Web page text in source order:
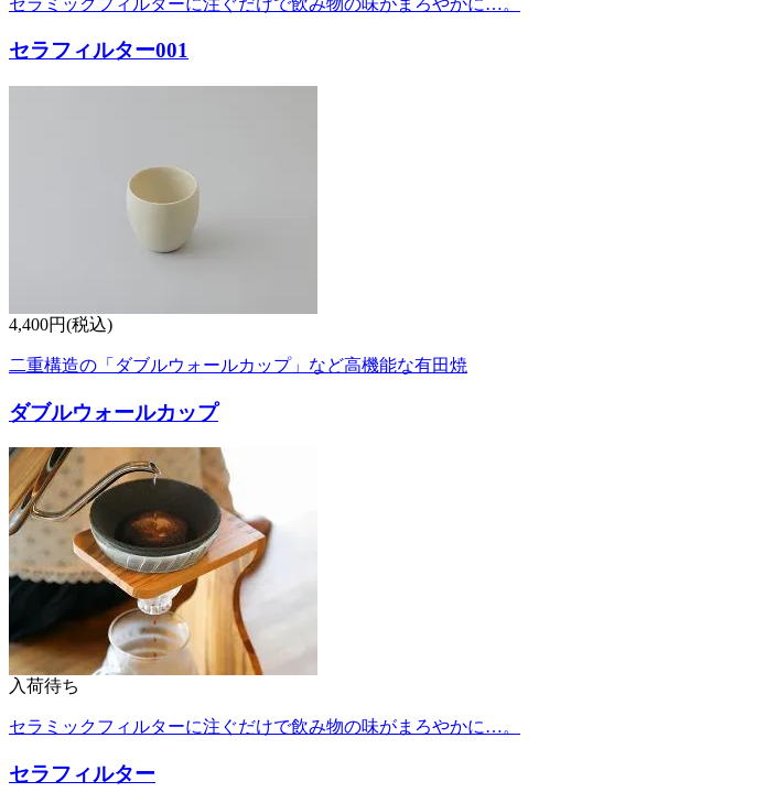
セラフィルター001
4,400円(税込)
二重構造の「ダブルウォールカップ」など高機能な有田焼
ダブルウォールカップ
入荷待ち
セラミックフィルターに注ぐだけで飲み物の味がまろやかに…。
セラフィルター